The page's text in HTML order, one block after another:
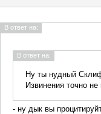
В ответ на:
В ответ на:
Ну ты нудный
Извинения точно не
- ну дык вы